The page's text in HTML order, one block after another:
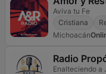
Aviva tu Fe
Cristiana
Michoacán
Radio
Enalteciendo a